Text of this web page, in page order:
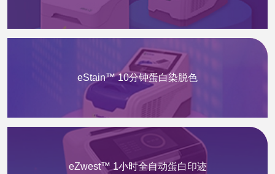
eStain™ 10分钟蛋白染脱色
eZwest™ 1小时全自动蛋白印迹